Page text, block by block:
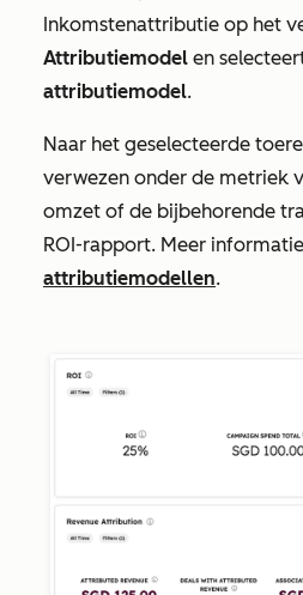
Inkomstenattributie op het
Attributiemodel en
attributiemodel.
Naar het geselecteerde
verwezen onder de metriek
omzet of de bijbehorende
ROI-rapport. Meer
attributiemodellen.